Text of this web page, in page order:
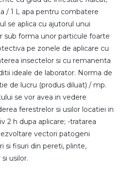
/ 1 L apa pentru combatere
se aplica cu ajutorul unui
sub forma unor particule foarte
pe zonele de aplicare cu
insectelor si cu remanenta
ideale de laborator. Norma de
de lucru (produs diluat) / mp.
se vor avea in vedere
ferestrelor si usilor locatiei in
2 h dupa aplicare; -tratarea
vectori patogeni
si fisuri din pereti, plinte,
usilor.